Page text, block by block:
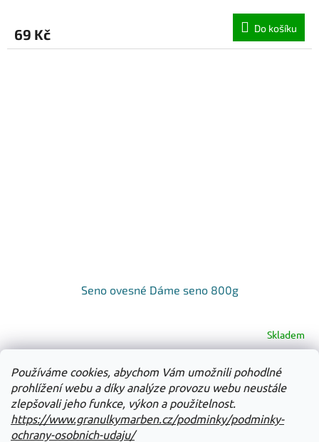
Používáme cookies, abychom Vám umožnili pohodlné
prohlížení webu a díky analýze provozu webu neustále
zlepšovali jeho funkce, výkon a použitelnost.
https://www.granulkymarben.cz/podminky/podminky-
ochrany-osobnich-udaju/
69 Kč Do košíku
Seno ovesné Dáme seno 800g
Skladem
101 Kč Do košíku
O
v
13 položek celkem